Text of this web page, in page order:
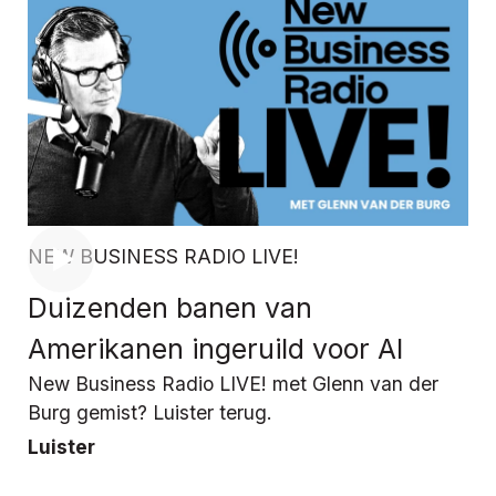
NEW BUSINESS RADIO LIVE!
Duizenden banen van
Amerikanen ingeruild voor AI
New Business Radio LIVE! met Glenn van der
Burg gemist? Luister terug.
Luister